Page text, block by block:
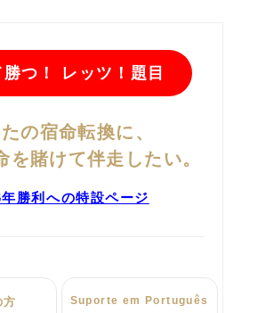
勝つ！ レッツ！題目
の宿命転換に、
を賭けて伴走したい。
勝利への特設ページ
方 Suporte em Português